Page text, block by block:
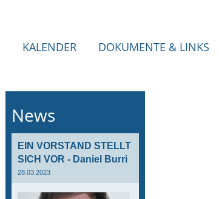
KALENDER DOKUMENTE & LINKS
News
EIN VORSTAND STELLT
SICH VOR - Daniel Burri
28.03.2023